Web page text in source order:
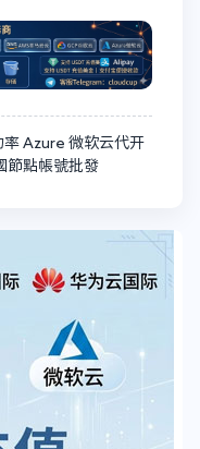
率 Azure 微软云代开
節點帳號批發